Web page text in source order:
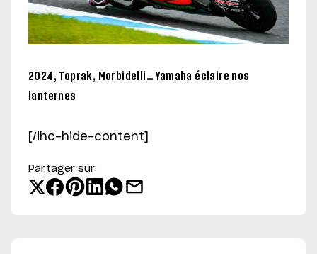
2024, Toprak, Morbidelli… Yamaha éclaire nos
lanternes
[/ihc-hide-content]
Partager sur: